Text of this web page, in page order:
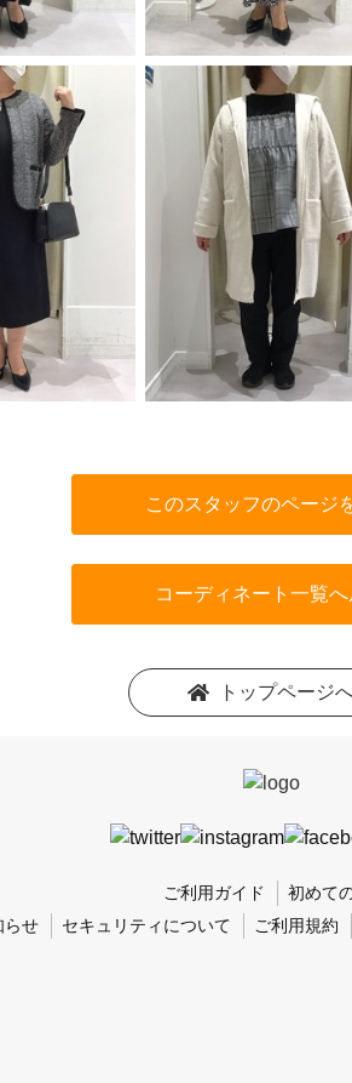
このスタッフのページ
コーディネート一覧へ
トップページ
ご利用ガイド
初めて
らせ
セキュリティについて ご利用規約